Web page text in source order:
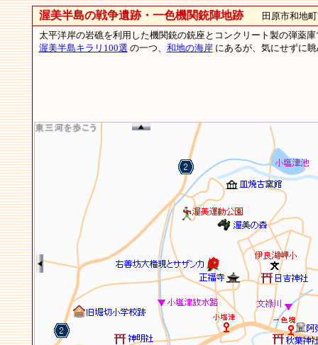
渥美半島の戦争遺跡・一色機関銃陣地跡田原市和地町
太平洋岸の岩礁を利用した機関銃の銃座とコンクリート製の弾薬
渥美半島キラリ100選 の一つ、 和地の海岸にあるが、気にせずに